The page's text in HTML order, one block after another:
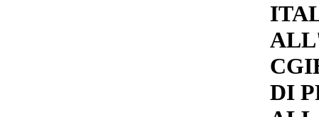
DI